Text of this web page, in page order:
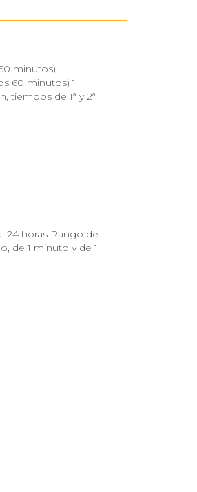
minutos)
60 minutos) 1
tiempos de 1ª y 2ª
24 horas Rango de
de 1 minuto y de 1